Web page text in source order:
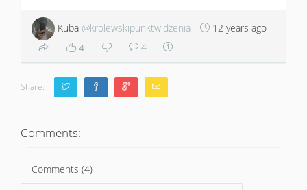
Kuba @krolewskipunktwidzenia
12 years ago
4
4
Share:
Comments:
Comments (4)